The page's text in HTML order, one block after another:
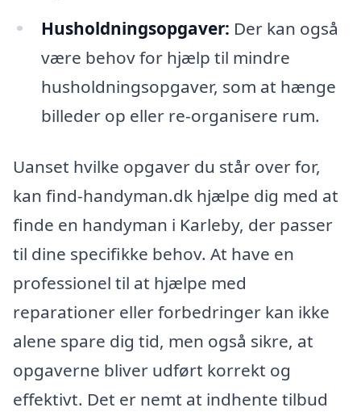
Husholdningsopgaver: Der kan også
være behov for hjælp til mindre
husholdningsopgaver, som at hænge
billeder op eller re-organisere rum.
Uanset hvilke opgaver du står over for,
kan find-handyman.dk hjælpe dig med at
finde en handyman i Karleby, der passer
til dine specifikke behov. At have en
professionel til at hjælpe med
reparationer eller forbedringer kan ikke
alene spare dig tid, men også sikre, at
opgaverne bliver udført korrekt og
effektivt. Det er nemt at indhente tilbud